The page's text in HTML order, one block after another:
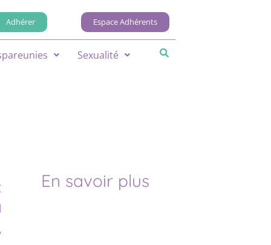
Adhérer Espace Adhérents
Sexualité
En savoir plus